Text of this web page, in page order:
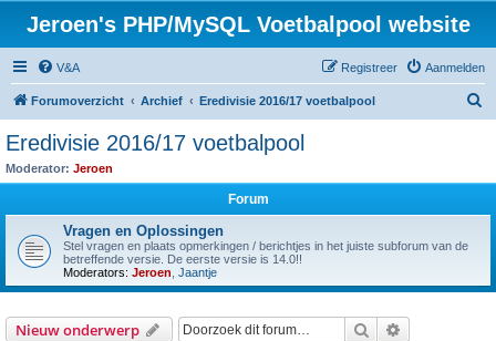
Jeroen's PHP/MySQL Voetbalpool website
V&A Aanmelden
Registreer
Forumoverzicht Archief Eredivisie 2016/17 voetbalpool
Eredivisie 2016/17 voetbalpool
Moderator: Jeroen
Forum
Vragen en Oplossingen
Stel vragen en plaats opmerkingen / berichtjes in het juiste subforum van de
betreffende versie. De eerste versie is 14.0!!
Moderators: Jeroen Jaantje
Nieuw onderwerp Zoek